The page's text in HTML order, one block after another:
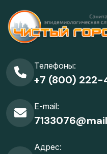
Телефоны:
+7 (800)
E-mail:
Адрес: